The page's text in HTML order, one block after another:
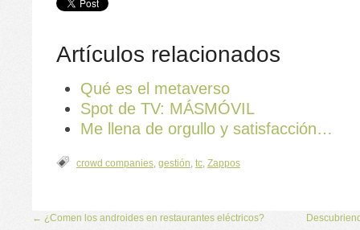
Artículos relacionados
Qué es el metaverso
Spot de TV: MÁSMÓVIL
Me llena de orgullo y satisfacción…
crowd companies, gestión, tc, Zappos
← ¿Comen los androides en restaurantes eléctricos?